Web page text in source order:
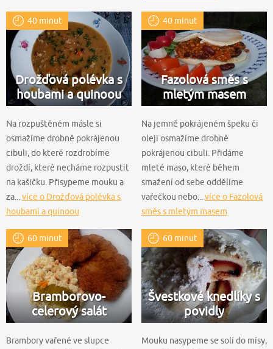
40 minut
Drožďová polévka s
houbami a quinoou
Na rozpuštěném másle si
osmažíme drobně pokrájenou
cibuli, do které rozdrobíme
droždí, které necháme rozpustit
na kašičku. Přisypeme mouku a
za... více o Drožďová polévka s
houbami a quinoou
40 minut
Fazolová směs s
mletým masem
Na jemně pokrájeném špeku či
oleji osmažíme drobně
pokrájenou cibuli. Přidáme
mleté maso, které během
smažení od sebe oddělíme
vařečkou nebo... více o Fazolová
směs s mletým masem
60 minut
Bramborovo-
celerový salát
Brambory vařené ve slupce
60 minut
Švestkové knedlíky s
povidly
Mouku nasypeme se solí do mísy,